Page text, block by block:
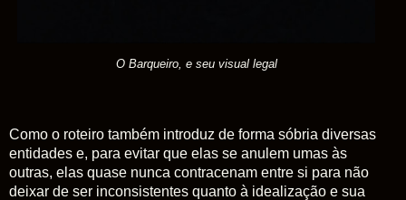
O Barqueiro, e seu visual legal
Como o roteiro também introduz de forma sóbria diversas
entidades e, para evitar que elas se anulem umas às
outras, elas quase nunca contracenam entre si para não
deixar de ser inconsistentes quanto à idealização e sua